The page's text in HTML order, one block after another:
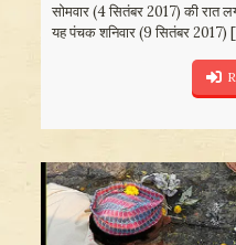
सोमवार (4 सितंबर 2017) की रात
यह पंचक शनिवार (9 सितंबर 2017)